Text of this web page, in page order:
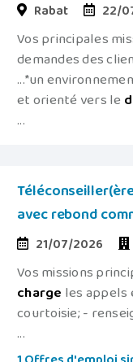
Rabat 22/
Vos principales
demandes des
...*un
et orienté vers le
...
avec rebond
21/07/2026
Vos missions
charge les appels
courtoisie; -
...